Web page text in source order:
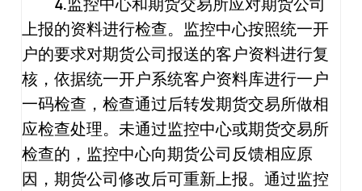
4.监控中心和期货交易所应对期货公司
上报的资料进行检查。监控中心按照统一开
户的要求对期货公司报送的客户资料进行复
核，依据统一开户系统客户资料库进行一户
一码检查，检查通过后转发期货交易所做相
应检查处理。未通过监控中心或期货交易所
检查的，监控中心向期货公司反馈相应原
因，期货公司修改后可重新上报。通过监控